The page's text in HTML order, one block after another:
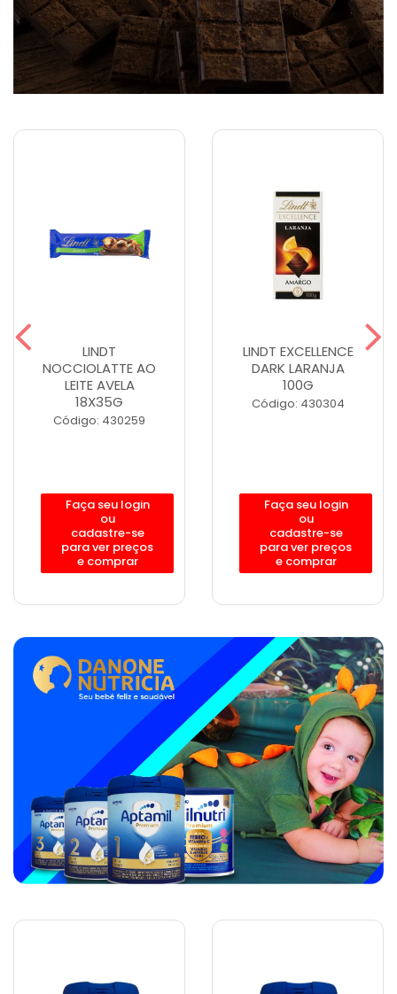
LINDT
NOCCIOLATTE AO
LEITE AVELA
18X35G
Código: 430259
Faça seu login
ou
cadastre-se
para ver preços
e comprar
LINDT EXCELLENCE
DARK LARANJA
100G
Código: 430304
Faça seu login
ou
cadastre-se
para ver preços
e comprar